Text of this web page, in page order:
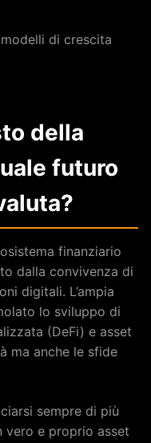
di crescita
della
futuro
finanziario
dalla convivenza di
digitali. L’ampia
lo sviluppo di
(DeFi) e asset
ma anche le sfide
sempre di più
vero e proprio asset